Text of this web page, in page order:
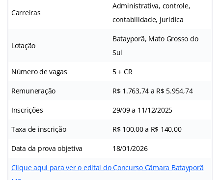
Carreiras
Administrativa, controle,
contabilidade, jurídica
Lotação
Batayporã, Mato Grosso do
Sul
Número de vagas 5 + CR
Remuneração R$ 1.763,74 a R$ 5.954,74
Inscrições 29/09 a 11/12/2025
Taxa de inscrição R$ 100,00 a R$ 140,00
Data da prova objetiva 18/01/2026
Clique aqui para ver o edital do Concurso Câmara Batayporã